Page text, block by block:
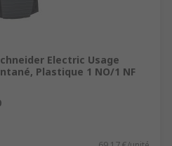
Electric Usage
Plastique 1 NO/1 NF